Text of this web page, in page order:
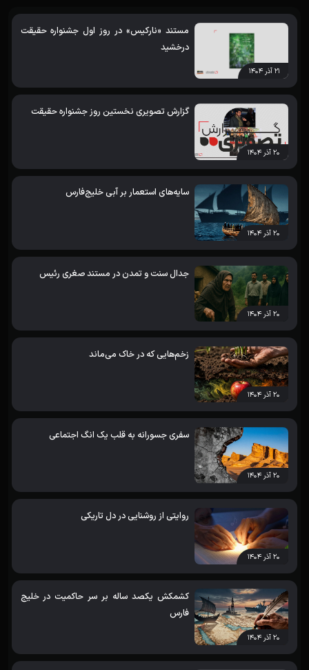
۲۱ آذر ۱۴۰۴
مستند «نارکیس» در روز اول جشنواره حقیقت
درخشید
۲۰ آذر ۱۴۰۴
گزارش تصویری نخستین روز جشنواره حقیقت
۲۰ آذر ۱۴۰۴
سایه‌های استعمار بر آبی خلیج‌فارس
۲۰ آذر ۱۴۰۴
جدال سنت و تمدن در مستند صغری رئیس
۲۰ آذر ۱۴۰۴
زخم‌هایی که در خاک می‌ماند
۲۰ آذر ۱۴۰۴
سفری جسورانه به قلب یک انگ اجتماعی
۲۰ آذر ۱۴۰۴
روایتی از روشنایی در دل تاریکی
۲۰ آذر ۱۴۰۴
کشمکش یکصد ساله بر سر حاکمیت در خلیج
فارس